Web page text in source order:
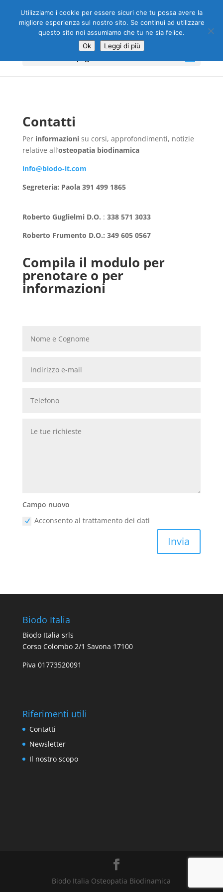
Contatti
Per informazionisu corsi, approfondimenti, notizie
relative all’osteopatia biodinamica
info@biodo-it.com
Segreteria: Paola 391 499 1865
Roberto Guglielmi D.O. : 338 571 3033
Roberto Frumento D.O.: 349 605 0567
Compila il modulo per
prenotare o per
informazioni
Campo nuovo
Acconsento al trattamento dei dati
Invia
Biodo Italia
Biodo Italia srls
Corso Colombo 2/1 Savona 17100
Piva 01773520091
Riferimenti utili
Contatti
Newsletter
Il nostro scopo
Biodo Italia Osteopatia Biodinamica
Utilizziamo i cookie per essere sicuri che tu possa avere la
migliore esperienza sul nostro sito. Se continui ad utilizzare
questo sito noi assumiamo che tu ne sia felice.
Ok
Leggi di più